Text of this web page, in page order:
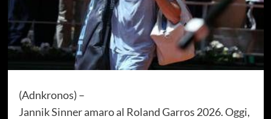
(Adnkronos) –
Jannik Sinner amaro al Roland Garros 2026. Oggi,